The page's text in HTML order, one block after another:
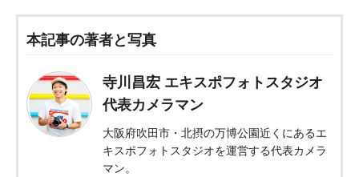
本記事の著者と写真
寺川昌宏 エキスポフォトスタジオ
代表カメラマン
大阪府吹田市・北摂の万博公園近くにあるエ
キスポフォトスタジオを運営する代表カメラ
マン。